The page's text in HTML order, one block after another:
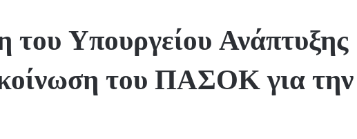
του Υπουργείου Ανάπτυξης
του ΠΑΣΟΚ για την